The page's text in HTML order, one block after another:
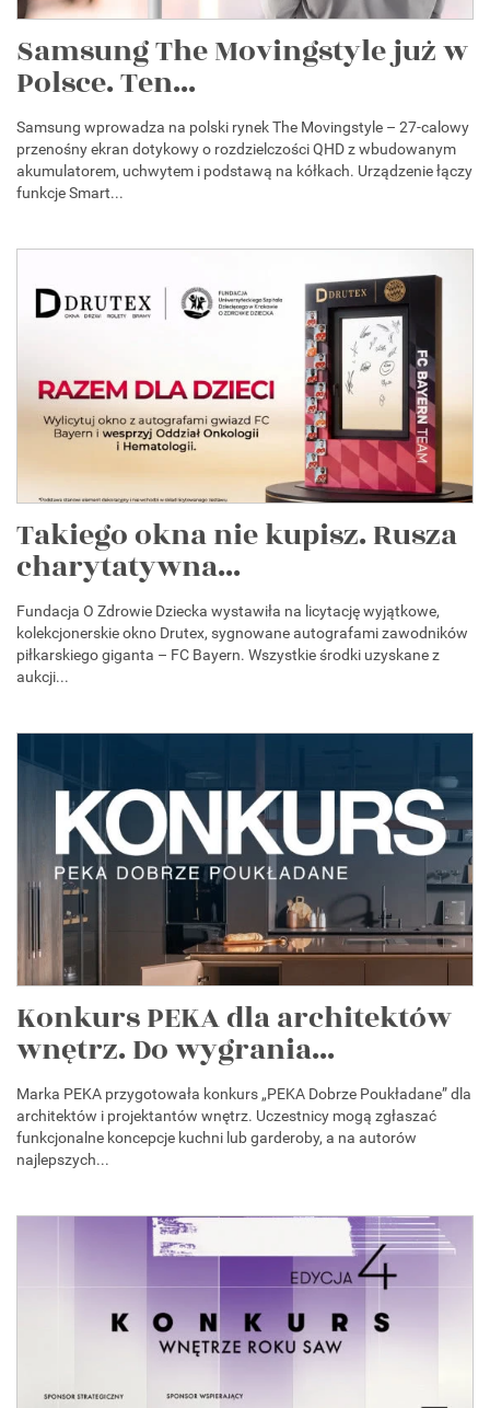
Samsung The Movingstyle już w
Polsce. Ten...
Samsung wprowadza na polski rynek The Movingstyle – 27-calowy
przenośny ekran dotykowy o rozdzielczości QHD z wbudowanym
akumulatorem, uchwytem i podstawą na kółkach. Urządzenie łączy
funkcje Smart...
Takiego okna nie kupisz. Rusza
charytatywna...
Fundacja O Zdrowie Dziecka wystawiła na licytację wyjątkowe,
kolekcjonerskie okno Drutex, sygnowane autografami zawodników
piłkarskiego giganta – FC Bayern. Wszystkie środki uzyskane z
aukcji...
Konkurs PEKA dla architektów
wnętrz. Do wygrania...
Marka PEKA przygotowała konkurs „PEKA Dobrze Poukładane” dla
architektów i projektantów wnętrz. Uczestnicy mogą zgłaszać
funkcjonalne koncepcje kuchni lub garderoby, a na autorów
najlepszych...